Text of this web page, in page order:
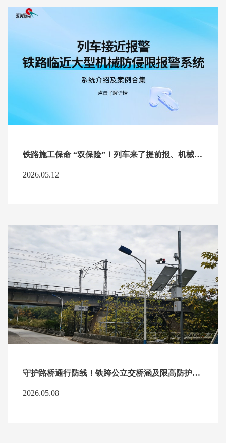
铁路施工保命 “双保险”！列车来了提前报、机械越界立刻停，安全再也不靠
2026.05.12
守护路桥通行防线！铁跨公立交桥涵及限高防护架碰撞报警系统解决方案
2026.05.08